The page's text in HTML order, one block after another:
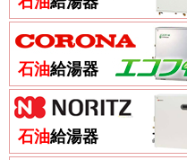
石油給湯器
石油給湯器